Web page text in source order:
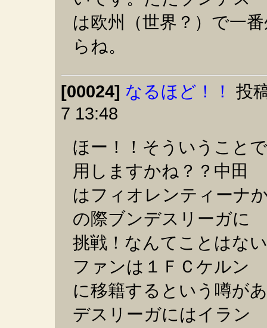
は欧州（世界？）で一
らね。
[00024] なるほど！！
投
7 13:48
ほー！！そういうこと
用しますかね？？中田
はフィオレンティーナ
の際ブンデスリーガに
挑戦！なんてことはな
ファンは１ＦＣケルン
に移籍するという噂が
デスリーガにはイラン